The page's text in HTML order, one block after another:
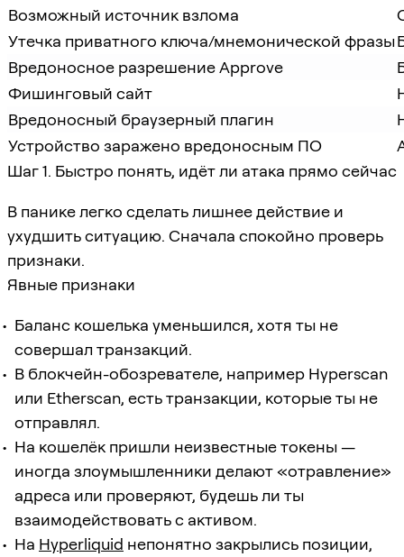
Возможный источник взлома
Утечка приватного ключа/мнемонической фразы
Вредоносное разрешение Approve
Фишинговый сайт
Вредоносный браузерный плагин
Устройство заражено вредоносным ПО
Шаг 1. Быстро понять, идёт ли атака прямо сейчас
В панике легко сделать лишнее действие и
ухудшить ситуацию. Сначала спокойно проверь
признаки.
Явные признаки
Баланс кошелька уменьшился, хотя ты не
совершал транзакций.
В блокчейн-обозревателе, например Hyperscan
или Etherscan, есть транзакции, которые ты не
отправлял.
На кошелёк пришли неизвестные токены —
иногда злоумышленники делают «отравление»
адреса или проверяют, будешь ли ты
взаимодействовать с активом.
На Hyperliquid непонятно закрылись позиции,